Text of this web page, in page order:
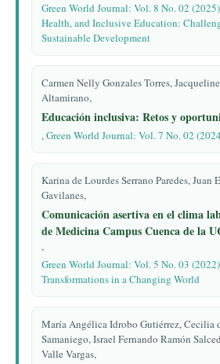
Green World Journal: Vol. 8 No. 02
Health, and Inclusive Education:
Sustainable Development
Carmen Nelly Gonzales Torres,
Altamirano,
Educación inclusiva: Retos y
,Green World Journal: Vol. 7 No. 02
Karina de Lourdes Serrano Paredes, Juan
Gavilanes,
Comunicación asertiva en el clima
de Medicina Campus Cuenca de la
,
Green World Journal: Vol. 5 No. 03
Transformations in a Changing World
María Angélica Idrobo Gutiérrez, Cecilia
Samaniego, Israel Fernando Ramón
Valle Vargas,